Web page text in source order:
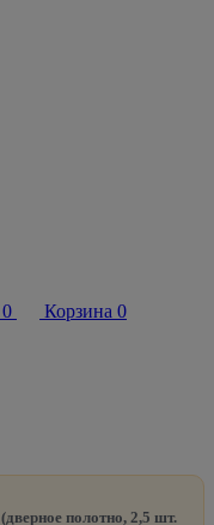
0 Корзина 0
(дверное полотно, 2,5 шт.